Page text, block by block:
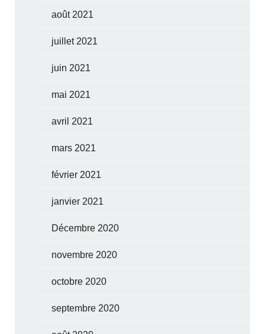
août 2021
juillet 2021
juin 2021
mai 2021
avril 2021
mars 2021
février 2021
janvier 2021
Décembre 2020
novembre 2020
octobre 2020
septembre 2020